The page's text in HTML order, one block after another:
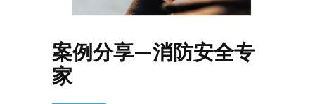
案例分享—消防安全专
家